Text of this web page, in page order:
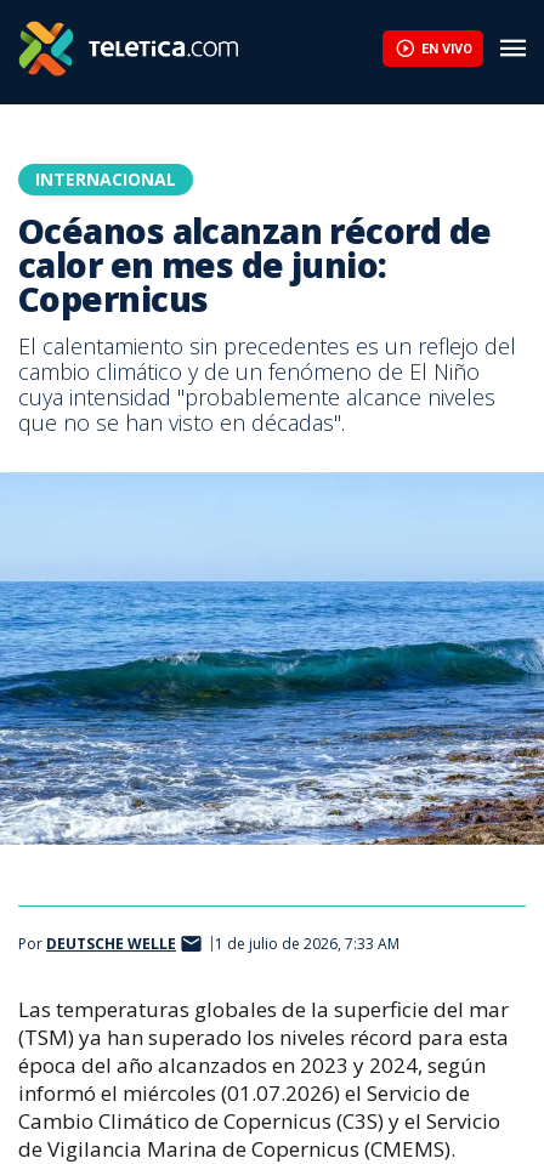
EN VIVO
INTERNACIONAL
Océanos alcanzan récord de
calor en mes de junio:
Copernicus
El calentamiento sin precedentes es un reflejo del
cambio climático y de un fenómeno de El Niño
cuya intensidad "probablemente alcance niveles
que no se han visto en décadas".
Por DEUTSCHE WELLE 1 de julio de 2026, 7:33 AM
Las temperaturas globales de la superficie del mar
(TSM) ya han superado los niveles récord para esta
época del año alcanzados en 2023 y 2024, según
informó el miércoles (01.07.2026) el Servicio de
Cambio Climático de Copernicus (C3S) y el Servicio
de Vigilancia Marina de Copernicus (CMEMS).